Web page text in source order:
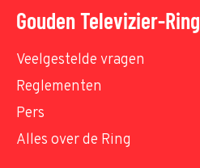
Gouden Televizier-Ring
Veelgestelde vragen
Reglementen
Pers
Alles over de Ring